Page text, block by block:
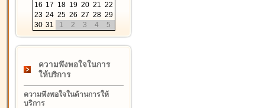
16 17 18 19 20 21 22
23 24 25 26 27 28 29
30 31 1 2 3 4 5
ความพึงพอใจในการ
ให้บริการ
ความพึงพอใจในด้านการให้
บริการ